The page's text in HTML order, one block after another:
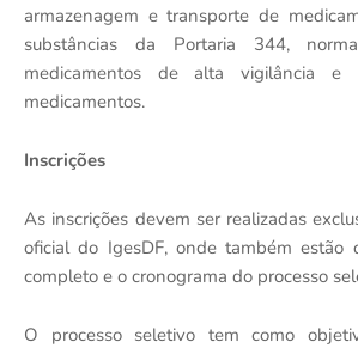
armazenagem e transporte de
substâncias da Portaria 344,
medicamentos de alta vigilância e
medicamentos.
Inscrições
As inscrições devem ser realizadas
oficial do IgesDF, onde também estão
completo e o cronograma do processo
O processo seletivo tem como